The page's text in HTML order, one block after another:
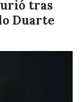
tras
Duarte